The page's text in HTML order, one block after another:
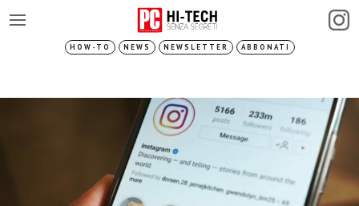
HOW-TO NEWS NEWSLETTER ABBONATI